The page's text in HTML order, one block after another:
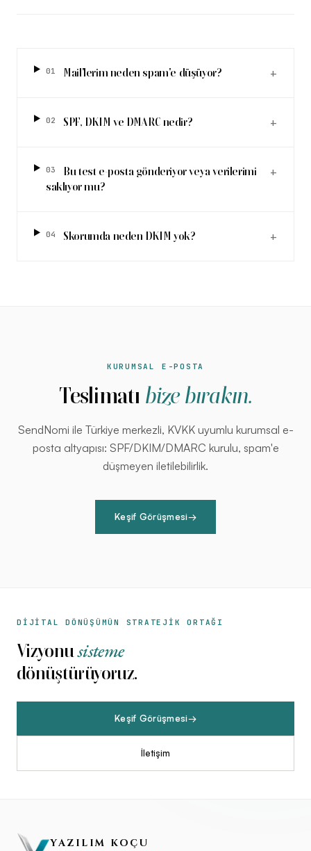
01 Mail'lerim neden spam'e düşüyor? +
02 SPF, DKIM ve DMARC nedir? +
03
Bu test e-posta gönderiyor veya verilerimi
saklıyor mu?
+
04 Skorumda neden DKIM yok? +
KURUMSAL E-POSTA
Teslimatı bize bırakın.
SendNomi ile Türkiye merkezli, KVKK uyumlu kurumsal e-
posta altyapısı: SPF/DKIM/DMARC kurulu, spam'e
düşmeyen iletilebilirlik.
Keşif Görüşmesi→
DİJİTAL DÖNÜŞÜMÜN STRATEJİK ORTAĞI
Vizyonusisteme
dönüştürüyoruz.
Keşif Görüşmesi→
İletişim
YAZILIM KOÇU